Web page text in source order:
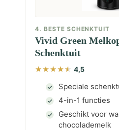
4. BESTE SCHENKTUIT
Vivid Green
Schenktuit
4,5
Speciale
4-in-1 functies
Geschikt voor
chocolademelk